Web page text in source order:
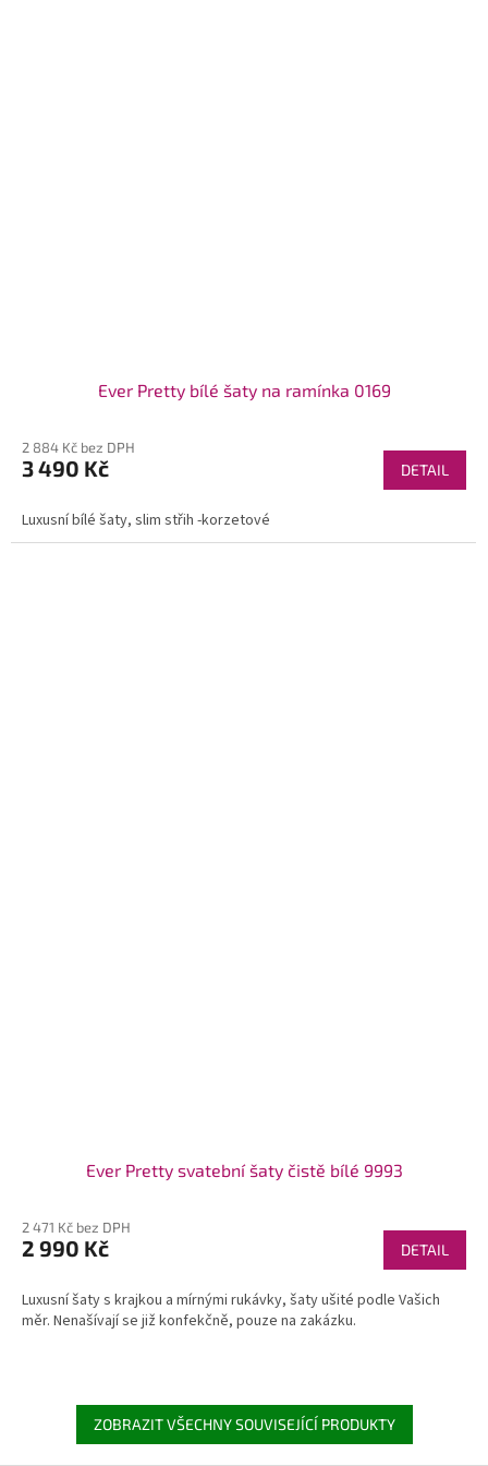
Ever Pretty bílé šaty na ramínka 0169
2 884 Kč bez DPH
3 490 Kč DETAIL
Luxusní bílé šaty, slim střih -korzetové
Ever Pretty svatební šaty čistě bílé 9993
2 471 Kč bez DPH
2 990 Kč DETAIL
Luxusní šaty s krajkou a mírnými rukávky, šaty ušité podle Vašich
měr. Nenašívají se již konfekčně, pouze na zakázku.
ZOBRAZIT VŠECHNY SOUVISEJÍCÍ PRODUKTY